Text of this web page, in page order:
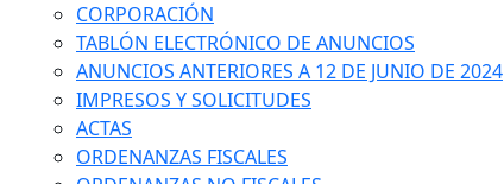
CORPORACIÓN
TABLÓN ELECTRÓNICO DE ANUNCIOS
ANUNCIOS ANTERIORES A 12 DE JUNIO DE 2024
IMPRESOS Y SOLICITUDES
ACTAS
ORDENANZAS FISCALES